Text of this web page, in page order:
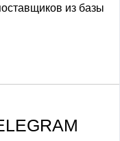
из базы